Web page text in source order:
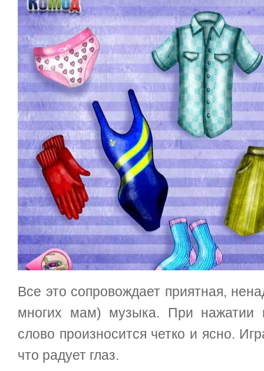
Все это сопровождает приятная,
многих мам) музыка. При нажатии
слово произносится четко и ясно.
что радует глаз.